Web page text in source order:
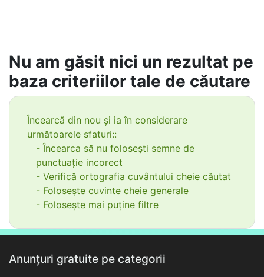
Nu am găsit nici un rezultat pe
baza criteriilor tale de căutare
Încearcă din nou și ia în considerare
următoarele sfaturi::
- Încearca să nu folosești semne de
punctuație incorect
- Verifică ortografia cuvântului cheie căutat
- Folosește cuvinte cheie generale
- Folosește mai puține filtre
Anunțuri gratuite pe categorii